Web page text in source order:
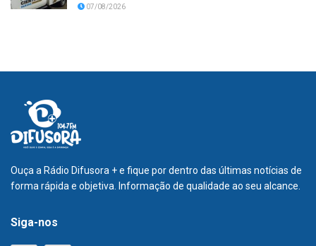
07/08/2026
Ouça a Rádio Difusora + e fique por dentro das últimas notícias de
forma rápida e objetiva. Informação de qualidade ao seu alcance.
Siga-nos